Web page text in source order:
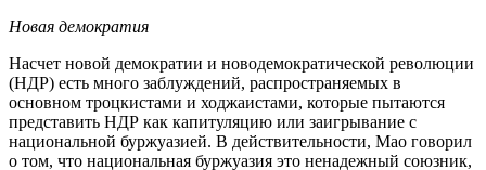
Новая демократия
Насчет новой демократии и новодемократической революции
(НДР) есть много заблуждений, распространяемых в
основном троцкистами и ходжаистами, которые пытаются
представить НДР как капитуляцию или заигрывание с
национальной буржуазией. В действительности, Мао говорил
о том, что национальная буржуазия это ненадежный союзник,